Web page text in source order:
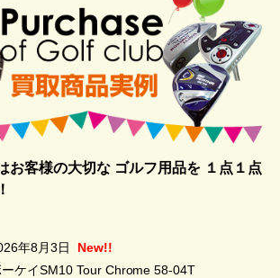
お客様の大切な ゴルフ用品を１点１点
年8月3日
New!!
ーケイSM10 Tour Chrome 58-04T